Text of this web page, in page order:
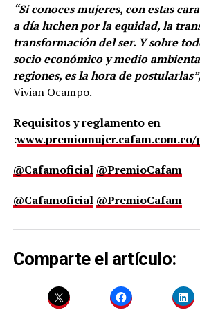
“Si conoces mujeres, con estas
a día luchen por la equidad, la
transformación del ser. Y sobre
socio económico y medio
regiones, es la hora de postularlas”,
Vivian Ocampo.
Requisitos y reglamento en
:
@Cafamoficial @PremioCafam
@Cafamoficial @PremioCafam
Comparte el artículo: